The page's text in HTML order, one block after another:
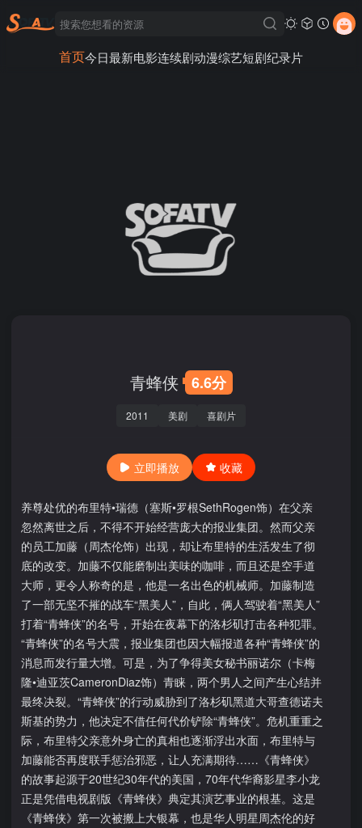
首页今日最新电影连续剧动漫综艺短剧纪录片
青蜂侠 6.6分
2011 美剧 喜剧片
立即播放 收藏
养尊处优的布里特•瑞德（塞斯•罗根SethRogen饰）在父亲
忽然离世之后，不得不开始经营庞大的报业集团。然而父亲
的员工加藤（周杰伦饰）出现，却让布里特的生活发生了彻
底的改变。加藤不仅能磨制出美味的咖啡，而且还是空手道
大师，更令人称奇的是，他是一名出色的机械师。加藤制造
了一部无坚不摧的战车“黑美人”，自此，俩人驾驶着“黑美人”
打着“青蜂侠”的名号，开始在夜幕下的洛杉矶打击各种犯罪。
“青蜂侠”的名号大震，报业集团也因大幅报道各种“青蜂侠”的
消息而发行量大增。可是，为了争得美女秘书丽诺尔（卡梅
隆•迪亚茨CameronDiaz饰）青睐，两个男人之间产生心结并
最终决裂。“青蜂侠”的行动威胁到了洛杉矶黑道大哥查德诺夫
斯基的势力，他决定不借任何代价铲除“青蜂侠”。危机重重之
际，布里特父亲意外身亡的真相也逐渐浮出水面，布里特与
加藤能否再度联手惩治邪恶，让人充满期待……《青蜂侠》
的故事起源于20世纪30年代的美国，70年代华裔影星李小龙
正是凭借电视剧版《青蜂侠》典定其演艺事业的根基。这是
《青蜂侠》第一次被搬上大银幕，也是华人明星周杰伦的好